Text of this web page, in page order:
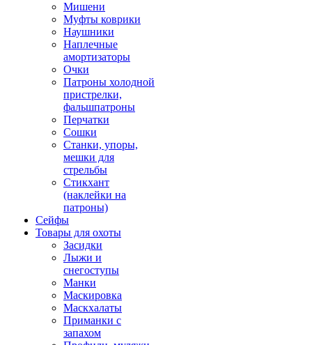
Мишени
Муфты коврики
Наушники
Наплечные
амортизаторы
Очки
Патроны холодной
пристрелки,
фальшпатроны
Перчатки
Сошки
Станки, упоры,
мешки для
стрельбы
Стикхант
(наклейки на
патроны)
Сейфы
Товары для охоты
Засидки
Лыжи и
снегоступы
Манки
Маскировка
Маскхалаты
Приманки с
запахом